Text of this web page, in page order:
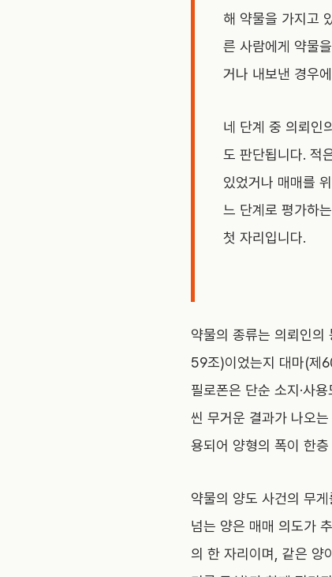
해 약물을 가지고
른 사람에게 약물
거나 내보낸 경우
네 단계 중 의뢰인
도 판단됩니다. 적
있었거나 매매를
느 단계로 평가하
첫 자리입니다.
약물의 종류는 의뢰인의
59조)이었는지 대마(제
필로폰은 단순 소지·사
씬 무거운 결과가 나오
용되어 양형의 폭이 한
약물의 양도 사건의 무
넘는 양은 매매 의도가
의 한 자리이며, 같은 양